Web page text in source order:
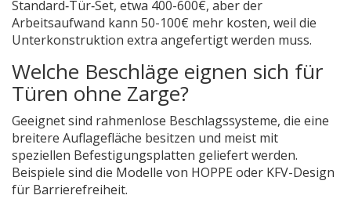
Standard‑Tür‑Set, etwa 400-600€, aber der
Arbeitsaufwand kann 50-100€ mehr kosten, weil die
Unterkonstruktion extra angefertigt werden muss.
Welche Beschläge eignen sich für
Türen ohne Zarge?
Geeignet sind rahmenlose Beschlagssysteme, die eine
breitere Auflagefläche besitzen und meist mit
speziellen Befestigungsplatten geliefert werden.
Beispiele sind die Modelle von HOPPE oder KFV-Design
für Barrierefreiheit.